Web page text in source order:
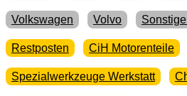
Volkswagen Volvo
Restposten CiH Motorenteile
Spezialwerkzeuge Werkstatt